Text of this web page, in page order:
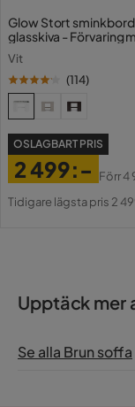
Glow Stort
glasskiva - Förvaring
Vit
(114)
OSLAGBART PRIS
Pris
2 499:-
Original
Förr4
Tidigare lägsta pris 2
Upptäck mer
Se alla Brun soffa